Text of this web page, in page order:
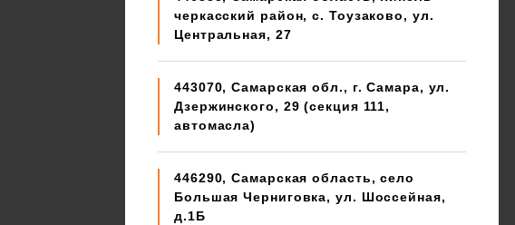
черкасский район, с. Тоузаково, ул.
Центральная, 27
443070, Самарская обл., г. Самара, ул.
Дзержинского, 29 (секция 111,
автомасла)
446290, Самарская область, село
Большая Черниговка, ул. Шоссейная,
д.1Б